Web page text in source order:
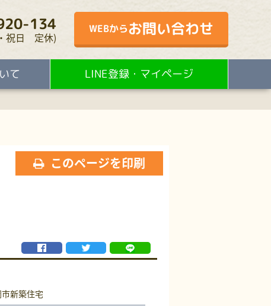
134
祝日 定休)
WEBからお問い合わせ
て LINE登録・マイページ
このページを印刷
新築住宅